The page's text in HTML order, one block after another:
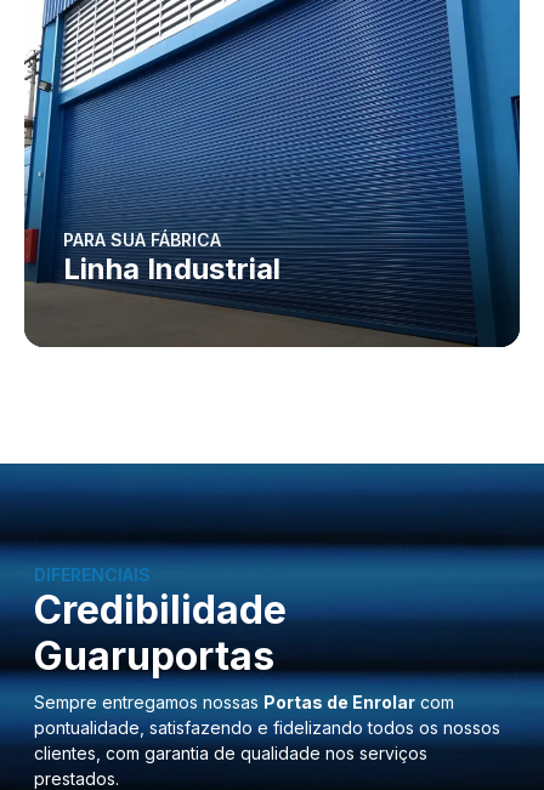
PARA SUA FÁBRICA
Linha Industrial
DIFERENCIAIS
Credibilidade
Guaruportas
Sempre entregamos nossas Portas de Enrolar com
pontualidade, satisfazendo e fidelizando todos os nossos
clientes, com garantia de qualidade nos serviços
prestados.